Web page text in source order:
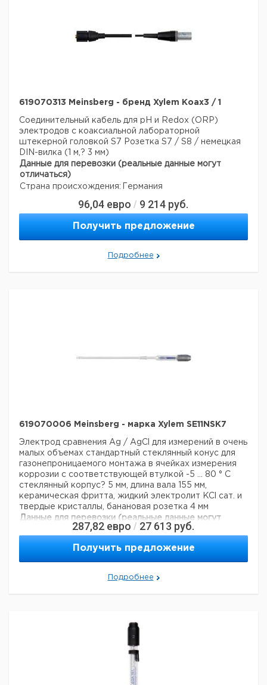
619070313 Meinsberg - бренд Xylem Koax3 / 1
Соединительный кабель для pH и Redox (ORP)
электродов с коаксиальной лабораторной
штекерной головкой S7
Розетка S7 / S8 / немецкая
DIN-вилка (1 м,? 3 мм)
Данные для перевозки (реальные данные могут
отличаться)
Страна происхождения:
Германия
96,04 евро / 9 214 руб.
Получить предложение
Подробнее
619070006 Meinsberg - марка Xylem SE11NSK7
Электрод сравнения Ag / AgCl для измерений в очень
малых объемах стандартный стеклянный конус для
газонепроницаемого монтажа в ячейках измерения
коррозии с соответствующей втулкой -5 ... 80 ° С
стеклянный корпус? 5 мм, длина вала 155 мм,
керамическая фритта, жидкий электролит KCl сат. и
твердые кристаллы, банановая розетка 4 мм
Данные для перевозки (реальные данные могут
Страна происхождения:Германия
287,82 евро / 27 613 руб.
Получить предложение
Подробнее